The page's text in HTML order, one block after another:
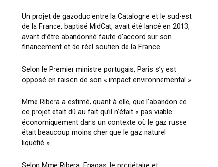
Un projet de gazoduc entre la Catalogne et le sud-est
de la France, baptisé MidCat, avait été lancé en 2013,
avant d’être abandonné faute d’accord sur son
financement et de réel soutien de la France.
Selon le Premier ministre portugais, Paris s’y est
opposé en raison de son « impact environnemental ».
Mme Ribera a estimé, quant à elle, que l’abandon de
ce projet était dû au fait qu’il n’était « pas viable
économiquement dans un contexte où le gaz russe
était beaucoup moins cher que le gaz naturel
liquéfié ».
Selon Mme Ribera, Enagas, le proriétaire et